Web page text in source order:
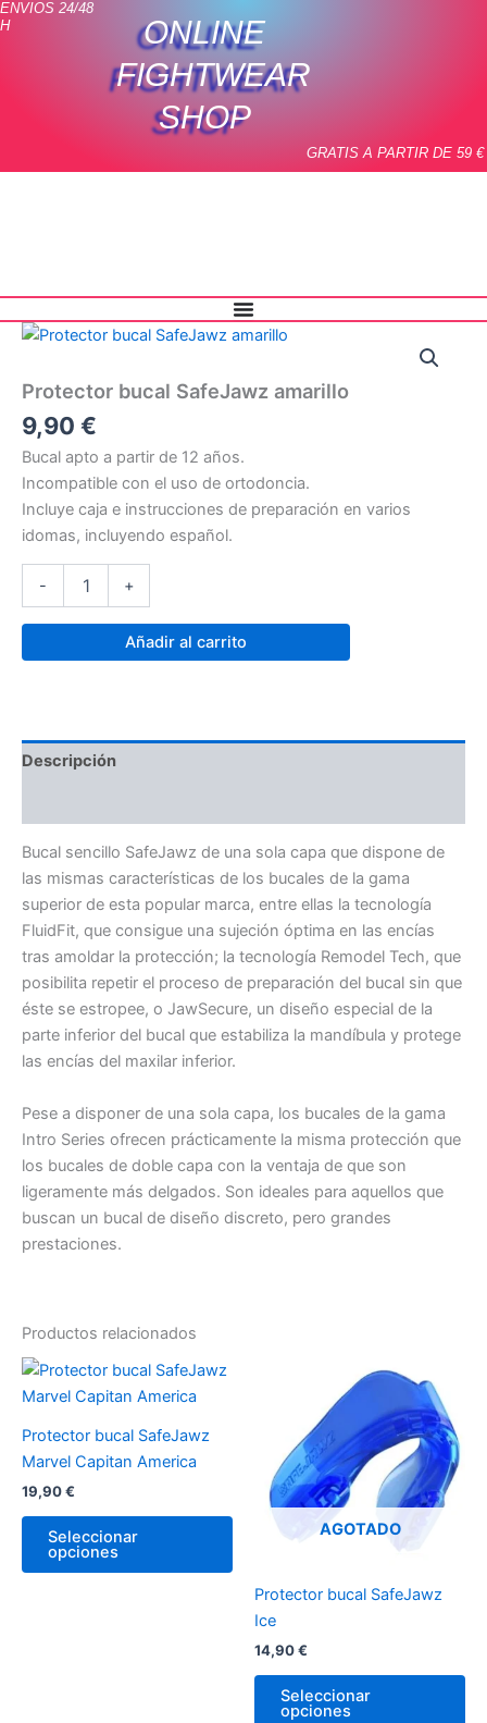
Ir
ENVIOS 24/48
H
ONLINE
FIGHTWEAR
SHOP
GRATIS A PARTIR DE 59 €
Protector bucal SafeJawz amarillo
9,90 €
Bucal apto a partir de 12 años.
Incompatible con el uso de ortodoncia.
Incluye caja e instrucciones de preparación en varios
idomas, incluyendo español.
-
Protector
amarillo
cantidad
+
Añadir al carrito
Descripción
Bucal sencillo SafeJawz de una sola capa que dispone de
las mismas características de los bucales de la gama
superior de esta popular marca, entre ellas la tecnología
FluidFit, que consigue una sujeción óptima en las encías
tras amoldar la protección; la tecnología Remodel Tech, que
posibilita repetir el proceso de preparación del bucal sin que
éste se estropee, o JawSecure, un diseño especial de la
parte inferior del bucal que estabiliza la mandíbula y protege
las encías del maxilar inferior.
Pese a disponer de una sola capa, los bucales de la gama
Intro Series ofrecen prácticamente la misma protección que
los bucales de doble capa con la ventaja de que son
ligeramente más delgados. Son ideales para aquellos que
buscan un bucal de diseño discreto, pero grandes
prestaciones.
Productos relacionados
Protector bucal SafeJawz
Marvel Capitan America
19,90€
Seleccionar
opciones
múltiples
variantes.
opciones
elegir
página
AGOTADO
Protector bucal SafeJawz
Ice
14,90€
Seleccionar
opciones